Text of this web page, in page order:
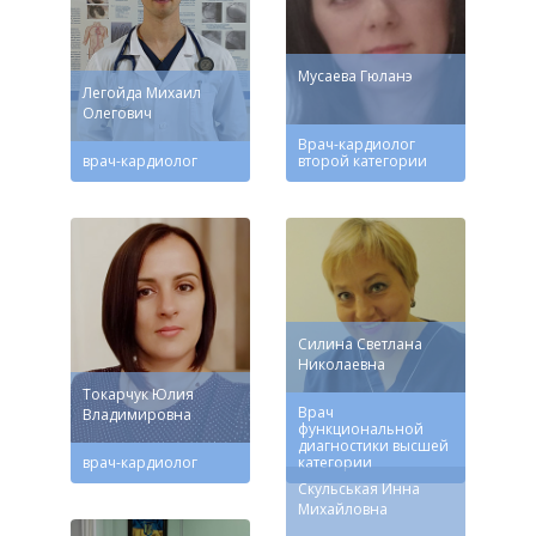
Легойда Михаил
Олегович
врач-кардиолог
Мусаева Гюланэ
Врач-кардиолог
второй категории
Токарчук Юлия
Владимировна
врач-кардиолог
Силина Светлана
Николаевна
Врач
функциональной
диагностики высшей
категории
Скульськая Инна
Михайловна